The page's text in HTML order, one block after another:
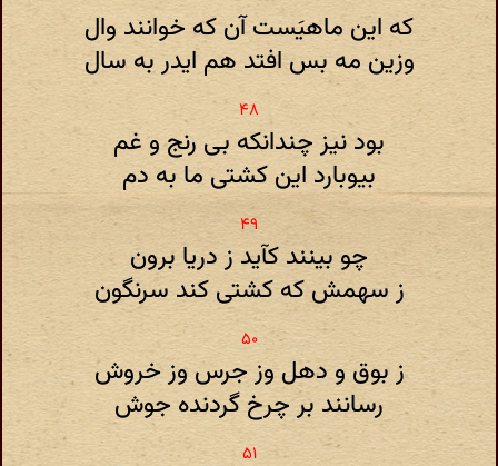
که این ماهیَست آن که خوانند وال
وزین مه بس افتد هم ایدر به سال
بود نیز چندانکه بی رنج و غم
بیوبارد این کشتی ما به دم
چو بینند کآید ز دریا برون
ز سهمش که کشتی کند سرنگون
ز بوق و دهل وز جرس وز خروش
رسانند بر چرخ گردنده جوش